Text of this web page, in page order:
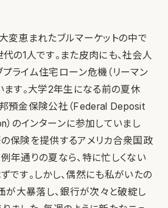
変恵まれたブルマーケットの中で
の1人です。また皮肉にも、社会人
ライム住宅ローン危機（リーマン
ます。大学2年生になる前の夏休
預金保険公社（Federal Deposit
のインターンに参加していまし
保険を提供するアメリカ合衆国政
年通りの夏なら、特に忙しくない
です。しかし、偶然にも私がいたの
が大暴落し、銀行が次々と破綻し